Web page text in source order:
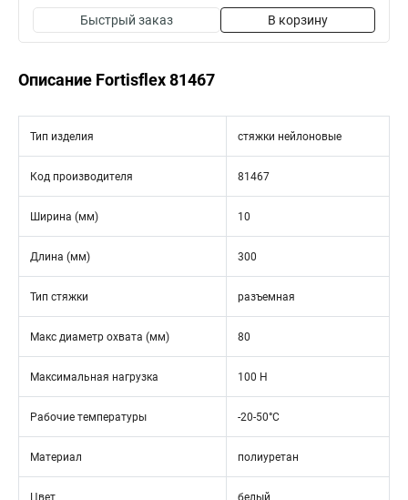
Быстрый заказ В корзину
Описание Fortisflex 81467
Тип изделия стяжки нейлоновые
Код производителя 81467
Ширина (мм) 10
Длина (мм) 300
Тип стяжки разъемная
Макс диаметр охвата (мм) 80
Максимальная нагрузка 100 Н
Рабочие температуры -20-50°C
Материал полиуретан
Цвет белый